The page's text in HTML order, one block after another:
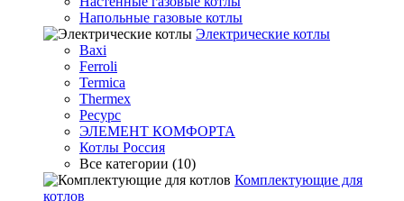
Напольные газовые котлы
Электрические котлы
Baxi
Ferroli
Termica
Thermex
Ресурс
ЭЛЕМЕНТ КОМФОРТА
Котлы Россия
Все категории (10)
Комплектующие для
котлов